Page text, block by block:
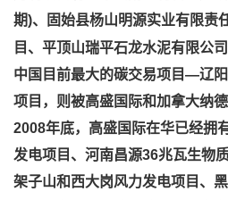
期)、固始县杨山明源实业有限责
目、平顶山瑞平石龙水泥有限公
中国目前最大的碳交易项目—辽
项目，则被高盛国际和加拿大纳
2008年底，高盛国际在华已经拥
发电项目、河南昌源36兆瓦生物
架子山和西大岗风力发电项目、